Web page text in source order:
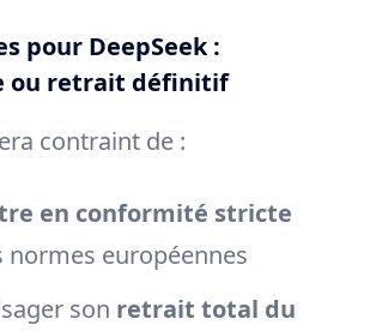
pour DeepSeek :
ou retrait définitif
contraint de :
en conformité stricte
normes européennes
son retrait total du